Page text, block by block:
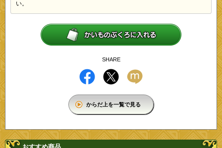
い。
SHARE
からだ上を一覧で見る